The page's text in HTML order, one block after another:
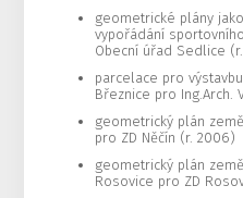
geometrické plány
vypořádání
Obecní úřad Sedlice
parcelace pro
Březnice pro Ing.Arch.
geometrický plán
pro ZD Něčín (r. 2006)
geometrický plán
Rosovice pro ZD